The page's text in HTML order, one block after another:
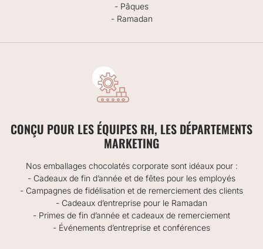
- Pâques
- Ramadan
CONÇU POUR LES ÉQUIPES RH, LES DÉPARTEMENTS
MARKETING
Nos emballages chocolatés corporate sont idéaux pour :
- Cadeaux de fin d’année et de fêtes pour les employés
- Campagnes de fidélisation et de remerciement des clients
- Cadeaux d’entreprise pour le Ramadan
- Primes de fin d’année et cadeaux de remerciement
- Événements d’entreprise et conférences